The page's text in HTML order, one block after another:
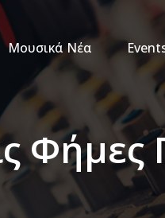
Μουσικά Νέα